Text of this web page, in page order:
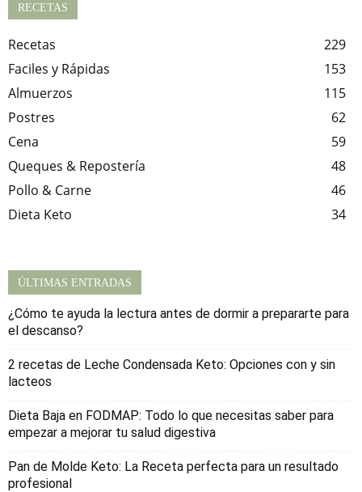
RECETAS
Recetas
229
Faciles y Rápidas
153
Almuerzos
115
Postres
62
Cena
59
Queques & Repostería
48
Pollo & Carne
46
Dieta Keto
34
ÚLTIMAS ENTRADAS
¿Cómo te ayuda la lectura antes de dormir a prepararte para
el descanso?
2 recetas de Leche Condensada Keto: Opciones con y sin
lacteos
Dieta Baja en FODMAP: Todo lo que necesitas saber para
empezar a mejorar tu salud digestiva
Pan de Molde Keto: La Receta perfecta para un resultado
profesional